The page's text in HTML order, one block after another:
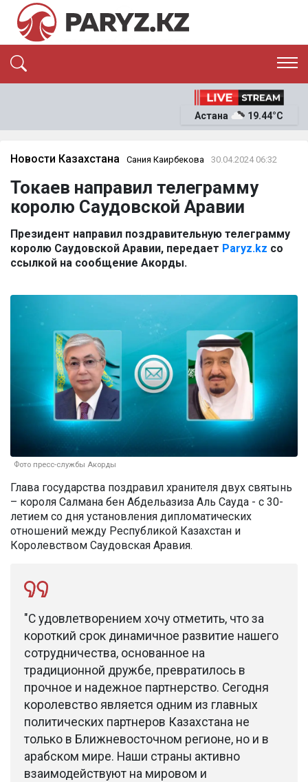
ЭКОНОМИКА
ОҚИҒА
News
Астана 19.44°C
Новости Казахстана Сания Каирбекова 30.04.2024 06:32
Токаев направил телеграмму
королю Саудовской Аравии
Президент направил поздравительную телеграмму
королю Саудовской Аравии, передает Paryz.kz со
ссылкой на сообщение Акорды.
Фото пресс-службы Акорды
Глава государства поздравил хранителя двух святынь
– короля Салмана бен Абдельазиза Аль Сауда - с 30-
летием со дня установления дипломатических
отношений между Республикой Казахстан и
Королевством Саудовская Аравия.
"С удовлетворением хочу отметить, что за
короткий срок динамичное развитие нашего
сотрудничества, основанное на
традиционной дружбе, превратилось в
прочное и надежное партнерство. Сегодня
королевство является одним из главных
политических партнеров Казахстана не
только в Ближневосточном регионе, но и в
арабском мире. Наши страны активно
взаимодействуют на мировом и